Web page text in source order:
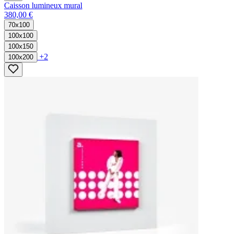
Caisson lumineux mural​
380,00 €
70x100
100x100
100x150
100x200
+2